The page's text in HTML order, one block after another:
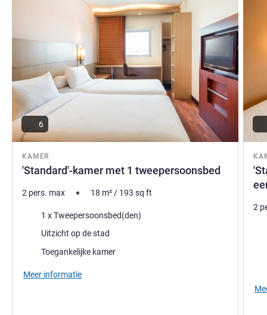
KAMER
'Standard'-kamer met 1 tweepersoonsbed
6
2 pers. max 18 m²/ 193 sq ft
Beddengoed
1 x Tweepersoonsbed(den)
Uitzicht:Uitzicht op de stad
Toegankelijke kamer
Meer informatie
2